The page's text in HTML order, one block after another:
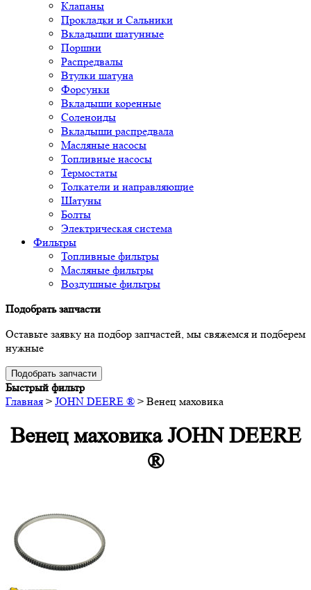
Клапаны
Прокладки и Сальники
Вкладыши шатунные
Поршни
Распредвалы
Втулки шатуна
Форсунки
Вкладыши коренные
Соленоиды
Вкладыши распредвала
Масляные насосы
Топливные насосы
Термостаты
Толкатели и направляющие
Шатуны
Болты
Электрическая система
Фильтры
Топливные фильтры
Масляные фильтры
Воздушные фильтры
Подобрать запчасти
Оставьте заявку на подбор запчастей, мы свяжемся и подберем
нужные
Подобрать запчасти
Быстрый фильтр
Главная > JOHN DEERE ® > Венец маховика
Венец маховика JOHN DEERE
®